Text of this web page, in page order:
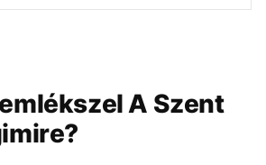
A Szent